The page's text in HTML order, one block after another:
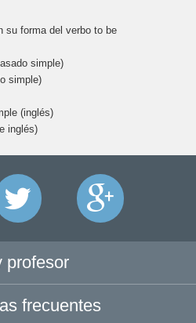
su forma del verbo to be
simple)
simple)
(inglés)
inglés)
profesor
frecuentes